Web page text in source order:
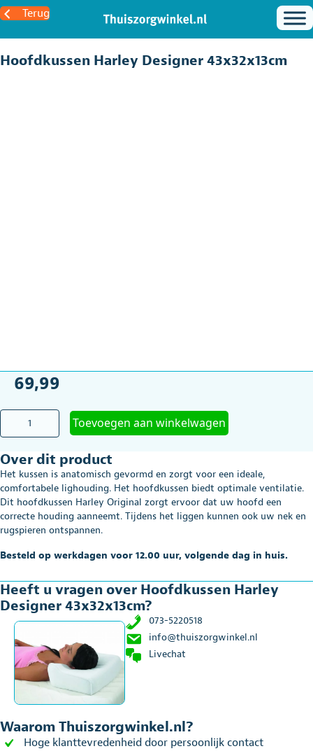
Terug
Hoofdkussen Harley Designer 43x32x13cm
69,99
Hoofdkussen
43x32x13cm
aantal
Toevoegen aan winkelwagen
Over dit product
Het kussen is anatomisch gevormd en zorgt voor een ideale,
comfortabele lighouding. Het hoofdkussen biedt optimale ventilatie.
Dit hoofdkussen Harley Original zorgt ervoor dat uw hoofd een
correcte houding aanneemt. Tijdens het liggen kunnen ook uw nek en
rugspieren ontspannen.
Besteld op werkdagen voor 12.00 uur, volgende dag in huis.
Heeft u vragen over Hoofdkussen Harley
Designer 43x32x13cm?
073-5220518
info@thuiszorgwinkel.nl
Livechat
Waarom Thuiszorgwinkel.nl?
Hoge klanttevredenheid door persoonlijk contact